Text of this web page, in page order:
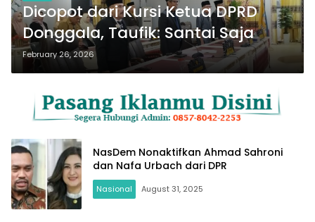
Dicopot dari Kursi Ketua DPRD
Donggala, Taufik: Santai Saja
February 26, 2026
NasDem Nonaktifkan Ahmad Sahroni
dan Nafa Urbach dari DPR
Nasional August 31, 2025